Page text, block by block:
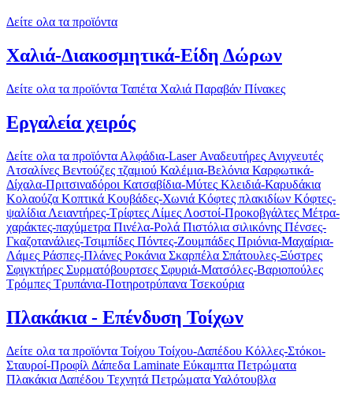
Δείτε ολα τα προϊόντα
Χαλιά-Διακοσμητικά-Είδη Δώρων
Δείτε ολα τα προϊόντα Ταπέτα Χαλιά Παραβάν Πίνακες
Εργαλεία χειρός
Δείτε ολα τα προϊόντα Αλφάδια-Laser Αναδευτήρες Ανιχνευτές
Ατσαλίνες Βεντούζες τζαμιού Καλέμια-Βελόνια Καρφωτικά-
Δίχαλα-Πριτσιναδόροι Κατσαβίδια-Μύτες Κλειδιά-Καρυδάκια
Κολαούζα Κοπτικά Κουβάδες-Χωνιά Κόφτες πλακιδίων Κόφτες-
ψαλίδια Λειαντήρες-Τρίφτες Λίμες Λοστοί-Προκοβγάλτες Μέτρα-
χαράκτες-παχύμετρα Πινέλα-Ρολά Πιστόλια σιλικόνης Πένσες-
Γκαζοτανάλιες-Τσιμπίδες Πόντες-Ζουμπάδες Πριόνια-Μαχαίρια-
Λάμες Ράσπες-Πλάνες Ροκάνια Σκαρπέλα Σπάτουλες-Ξύστρες
Σφιγκτήρες Συρματόβουρτσες Σφυριά-Ματσόλες-Βαριοπούλες
Τρόμπες Τρυπάνια-Ποτηροτρύπανα Τσεκούρια
Πλακάκια - Επένδυση Τοίχων
Δείτε ολα τα προϊόντα Τοίχου Τοίχου-Δαπέδου Κόλλες-Στόκοι-
Σταυροί-Προφίλ Δάπεδα Laminate Εύκαμπτα Πετρώματα
Πλακάκια Δαπέδου Τεχνητά ΠετρώματαΥαλότουβλα